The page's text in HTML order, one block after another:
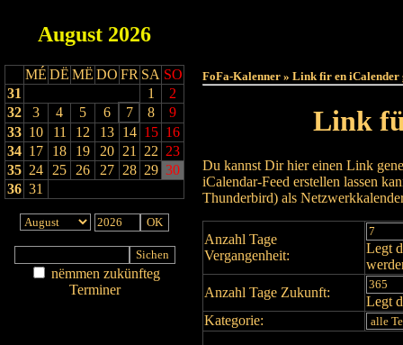
August 2026
MÉ DË MË DO FR SA SO
31
1
2
32
3 4 5 6 7 8
9
33 10 11 12 13 14 15 16
34 17 18 19 20 21 22 23
35 24 25 26 27 28 29 30
36 31
nëmmen zukünfteg
Terminer
FoFa-Kalenner » Link fir en iCalender
Link
Du kannst Dir hier einen Link
iCalendar-Feed erstellen lassen
Thunderbird) als
Anzahl Tage
Vergangenheit:
Legt
Anzahl Tage Zukunft:
Legt
Kategorie: